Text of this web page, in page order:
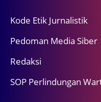
Kode Etik Jurnalistik
Pedoman Media Siber
Redaksi
SOP Perlindungan